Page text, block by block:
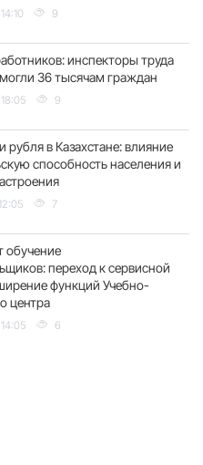
9
инспекторы труда
36 тысячам граждан
9
рубля в Казахстане: влияние
способность населения и
7
обучение
переход к сервисной
функций Учебно-
центра
6